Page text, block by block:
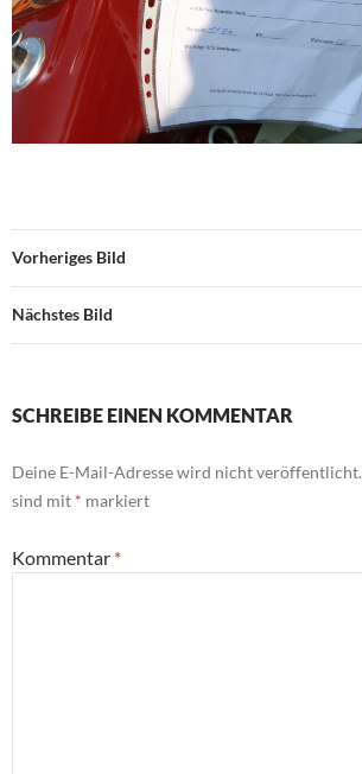
Vorheriges Bild
Nächstes Bild
SCHREIBE EINEN KOMMENTAR
Deine E-Mail-Adresse wird nicht veröffentlicht.
sind mit * markiert
Kommentar *